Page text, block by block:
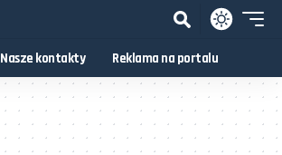
Nasze kontakty Reklama na portalu